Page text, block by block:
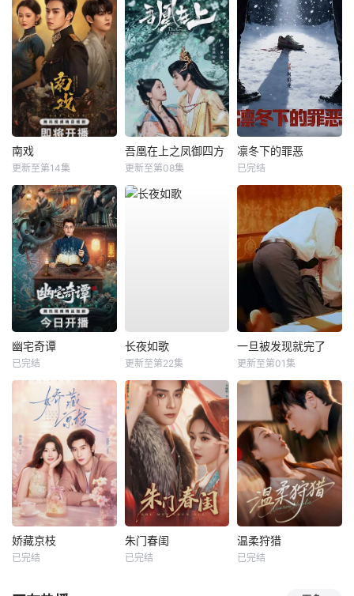
南戏
更新至第14集
吾凰在上之凤御四方
更新至第08集
凛冬下的罪恶
已完结
幽宅奇谭
已完结
长夜如歌
更新至第22集
一旦被发现就完了
更新至第01集
娇藏京枝
已完结
朱门春闺
已完结
温柔狩猎
已完结